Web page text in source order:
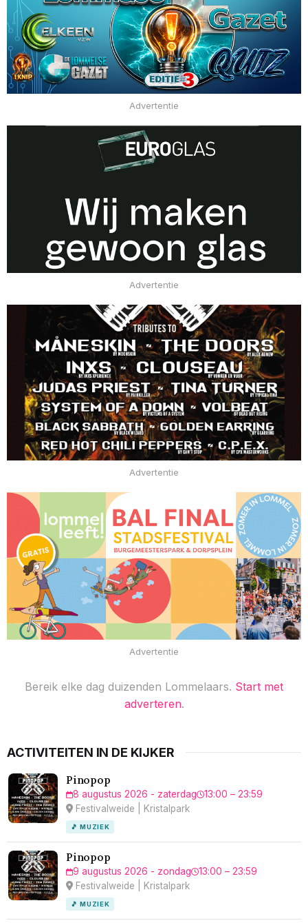
Advertentie
Advertentie
Advertentie
Advertentie
Bereik elke dag duizenden Lommelaars. Start met
adverteren.
ACTIVITEITEN IN DE KIJKER
Pinopop
8 augustus 2026 - zaterdag
13:00 – 23:59
Festivalweide | Kristalpark
🎵 MUZIEK
Pinopop
9 augustus 2026 - zondag
13:00 – 23:59
Festivalweide | Kristalpark
🎵 MUZIEK